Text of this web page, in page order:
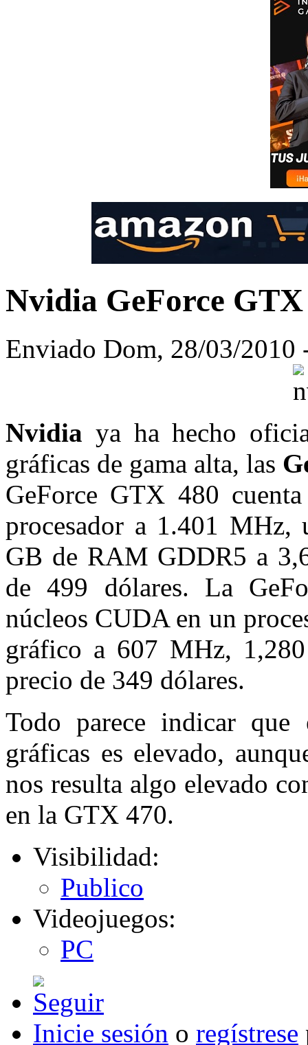
Nvidia GeForce
Enviado Dom, 28/03/2010
Nvidia ya ha hecho
gráficas de gama alta, las
GeForce GTX 480
procesador a 1.401
GB de RAM GDDR5 a
de 499 dólares. La
núcleos CUDA en un
gráfico a 607 MHz,
precio de 349 dólares.
Todo parece indicar que
gráficas es elevado,
nos resulta algo elevado
en la GTX 470.
Visibilidad:
Publico
Videojuegos:
PC
Inicie sesión o regístrese